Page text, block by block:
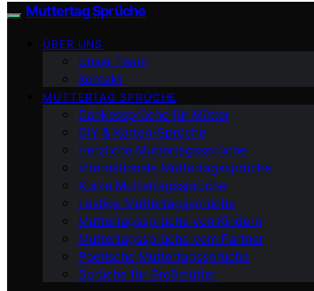
Muttertag Sprüche
ÜBER UNS
Unser Team
Kontakt
MUTTERTAG SPRÜCHE
Dankessprüche für Mütter
DIY & Karten-Sprüche
Herzliche Muttertagssprüche
Internationale Muttertagssprüche
Kurze Muttertagssprüche
Lustige Muttertagssprüche
Muttertagssprüche von Kindern
Muttertagssprüche vom Partner
Poetische Muttertagssprüche
Sprüche für Großmütter